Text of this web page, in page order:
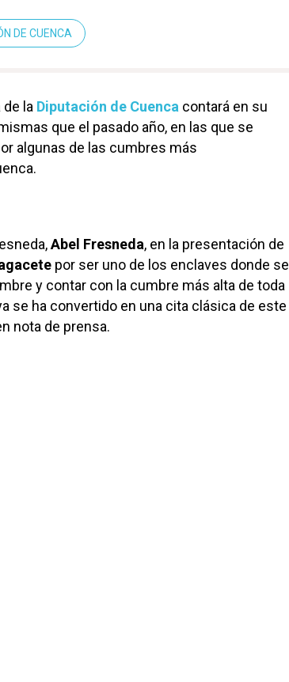
DE CUENCA
de la Diputación de Cuenca contará en su
que el pasado año, en las que se
algunas de las cumbres más
Abel Fresneda, en la presentación de
por ser uno de los enclaves donde se
y contar con la cumbre más alta de toda
se ha convertido en una cita clásica de este
nota de prensa.